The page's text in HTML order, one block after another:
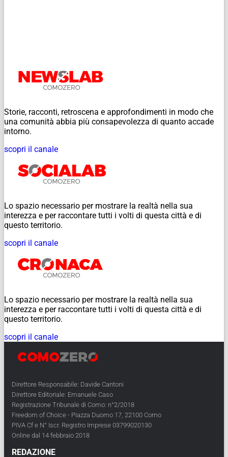
Storie, racconti, retroscena e approfondimenti in modo che
una comunità abbia più consapevolezza di quanto accade
intorno.
scopri il canale
Lo spazio necessario per mostrare la realtà nella sua
interezza e per raccontare tutti i volti di questa città e di
questo territorio.
scopri il canale
Lo spazio necessario per mostrare la realtà nella sua
interezza e per raccontare tutti i volti di questa città e di
questo territorio.
scopri il canale
Direttore Responsabile: Davide Cantoni
Direttore Editoriale: Emanuele Caso
Registrazione Tribunale di Como: n°2/2018
Freedom of Choice - Piazza Duomo 17, 22100 Como
PIVA Cf e N° Iscr. Registro Imprese 03799020130
Online dal 14 febbraio 2018
REDAZIONE